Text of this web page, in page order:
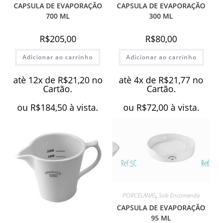
CAPSULA DE EVAPORAÇÃO
700 ML
R$205,00
Adicionar ao carrinho
atè 12x de R$21,20 no
Cartão.
ou R$184,50 à vista.
CAPSULA DE EVAPORAÇÃO
300 ML
R$80,00
Adicionar ao carrinho
atè 4x de R$21,77 no
Cartão.
ou R$72,00 à vista.
PORCELANAS, Sob Encomenda
CAPSULA DE EVAPORAÇÃO
95 ML